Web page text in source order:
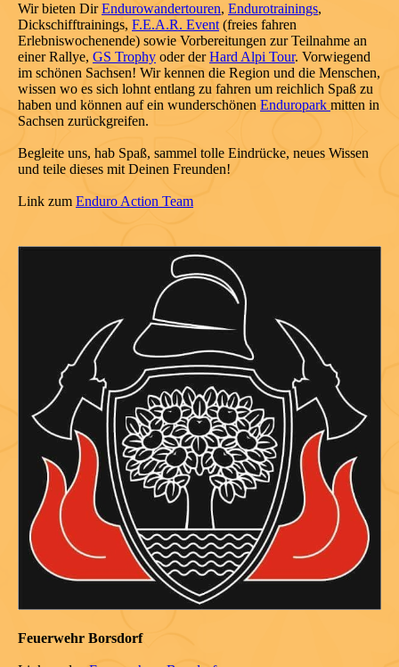
Wir bieten DirEndurowandertouren, Endurotrainings,
Dickschifftrainings, F.E.A.R. Event (freies fahren
Erlebniswochenende) sowie Vorbereitungen zur Teilnahme an
einer Rallye, GS Trophy oder derHard Alpi Tour. Vorwiegend
im schönen Sachsen! Wir kennen die Region und die Menschen,
wissen wo es sich lohnt entlang zu fahren um reichlich Spaß zu
haben und können auf ein wunderschönen Enduropark mitten in
Sachsen zurückgreifen.
Begleite uns, hab Spaß, sammel tolle Eindrücke, neues Wissen
und teile dieses mit Deinen Freunden!
Link zum Enduro Action Team
Feuerwehr Borsdorf